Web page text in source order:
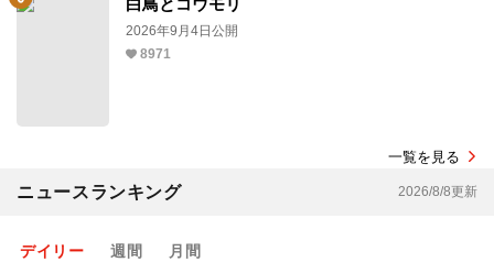
白鳥とコウモリ
2026年9月4日公開
8971
一覧を見る
ニュースランキング 2026/8/8更新
デイリー 週間 月間